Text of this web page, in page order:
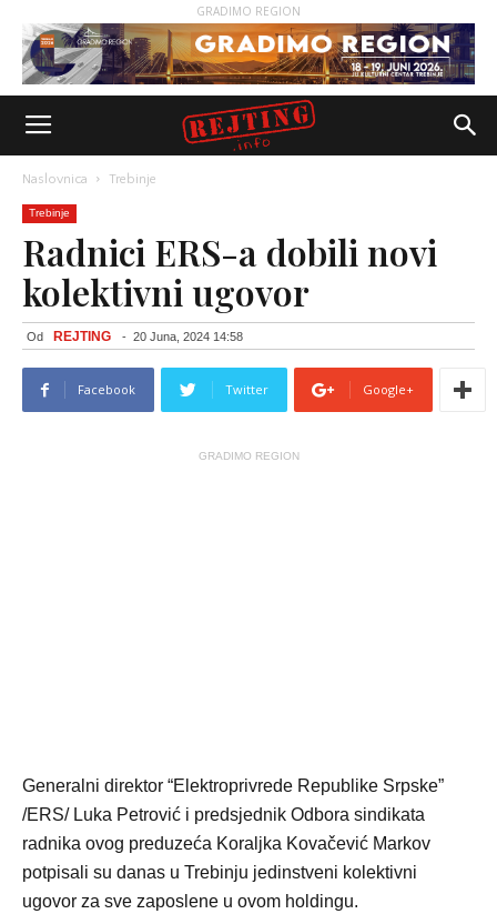
GRADIMO REGION
Naslovnica Trebinje
Trebinje
Radnici ERS-a dobili novi
kolektivni ugovor
Od REJTING - 20 Juna, 2024 14:58
Facebook Twitter Google+
GRADIMO REGION
Generalni direktor “Elektroprivrede Republike Srpske”
/ERS/ Luka Petrović i predsjednik Odbora sindikata
radnika ovog preduzeća Koraljka Kovačević Markov
potpisali su danas u Trebinju jedinstveni kolektivni
ugovor za sve zaposlene u ovom holdingu.